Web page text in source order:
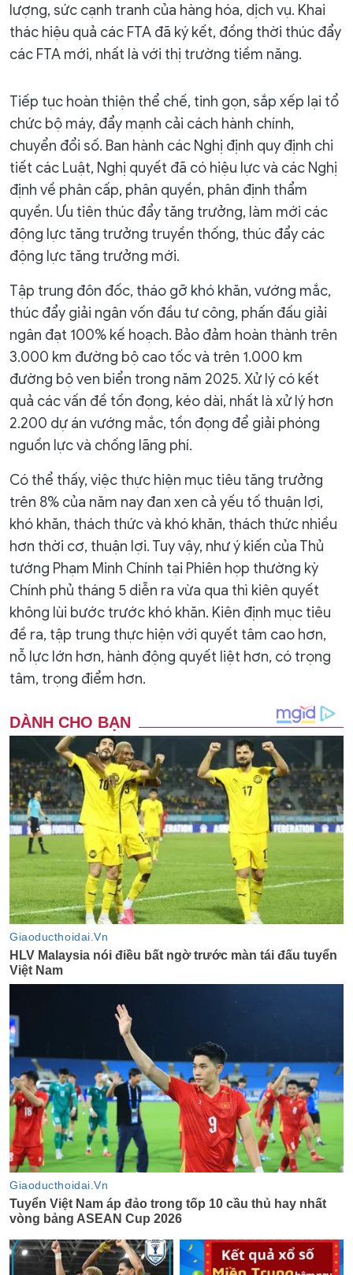
lượng, sức cạnh tranh của hàng hóa, dịch vụ. Khai
thác hiệu quả các FTA đã ký kết, đồng thời thúc đẩy
các FTA mới, nhất là với thị trường tiềm năng.
Tiếp tục hoàn thiện thể chế, tinh gọn, sắp xếp lại tổ
chức bộ máy, đẩy mạnh cải cách hành chính,
chuyển đổi số. Ban hành các Nghị định quy định chi
tiết các Luật, Nghị quyết đã có hiệu lực và các Nghị
định về phân cấp, phân quyền, phân định thẩm
quyền. Ưu tiên thúc đẩy tăng trưởng, làm mới các
động lực tăng trưởng truyền thống, thúc đẩy các
động lực tăng trưởng mới.
Tập trung đôn đốc, tháo gỡ khó khăn, vướng mắc,
thúc đẩy giải ngân vốn đầu tư công, phấn đấu giải
ngân đạt 100% kế hoạch. Bảo đảm hoàn thành trên
3.000 km đường bộ cao tốc và trên 1.000 km
đường bộ ven biển trong năm 2025. Xử lý có kết
quả các vấn đề tồn đọng, kéo dài, nhất là xử lý hơn
2.200 dự án vướng mắc, tồn đọng để giải phóng
nguồn lực và chống lãng phí.
Có thể thấy, việc thực hiện mục tiêu tăng trưởng
trên 8% của năm nay đan xen cả yếu tố thuận lợi,
khó khăn, thách thức và khó khăn, thách thức nhiều
hơn thời cơ, thuận lợi. Tuy vậy, như ý kiến của Thủ
tướng Phạm Minh Chính tại Phiên họp thường kỳ
Chính phủ tháng 5 diễn ra vừa qua thì kiên quyết
không lùi bước trước khó khăn. Kiên định mục tiêu
đề ra, tập trung thực hiện với quyết tâm cao hơn,
nỗ lực lớn hơn, hành động quyết liệt hơn, có trọng
tâm, trọng điểm hơn.